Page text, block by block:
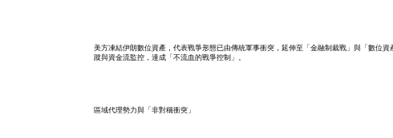
美方凍結伊朗數位資產，代表戰爭形態已由傳統軍事衝突，延伸至「金融制裁戰」與「數位
蹤與資金流監控，達成「不流血的戰爭控制」。
區域代理勢力與「非對稱衝突」